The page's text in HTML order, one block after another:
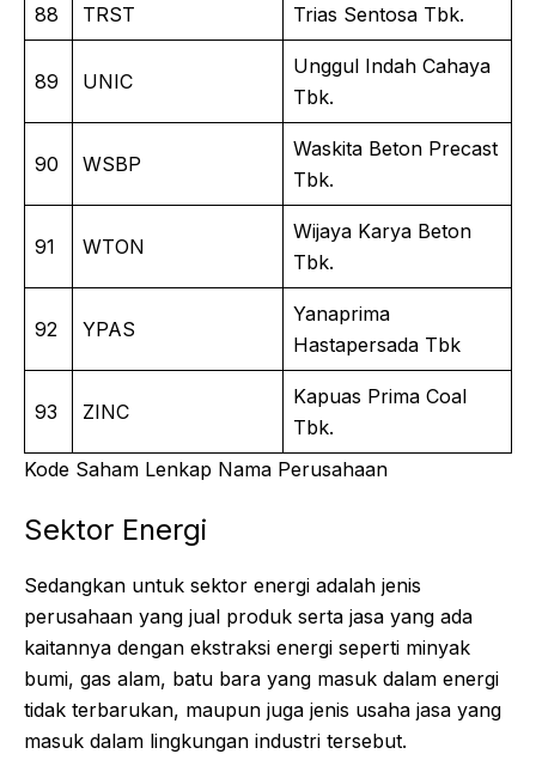
88 TRST Trias Sentosa Tbk.
89 UNIC
Unggul Indah Cahaya
Tbk.
90 WSBP
Waskita Beton Precast
Tbk.
91 WTON
Wijaya Karya Beton
Tbk.
92 YPAS
Yanaprima
Hastapersada Tbk
93 ZINC
Kapuas Prima Coal
Tbk.
Kode Saham Lenkap Nama Perusahaan
Sektor Energi
Sedangkan untuk sektor energi adalah jenis
perusahaan yang jual produk serta jasa yang ada
kaitannya dengan ekstraksi energi seperti minyak
bumi, gas alam, batu bara yang masuk dalam energi
tidak terbarukan, maupun juga jenis usaha jasa yang
masuk dalam lingkungan industri tersebut.